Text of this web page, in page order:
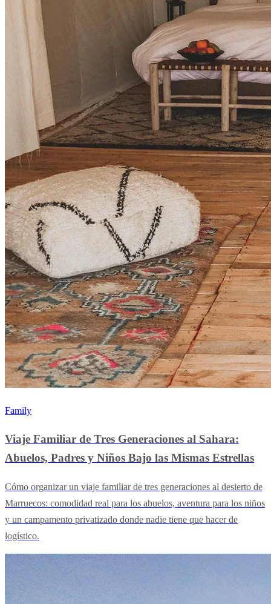
Family
Viaje Familiar de Tres Generaciones al Sahara:
Abuelos, Padres y Niños Bajo las Mismas Estrellas
Cómo organizar un viaje familiar de tres generaciones al desierto de
Marruecos: comodidad real para los abuelos, aventura para los niños
y un campamento privatizado donde nadie tiene que hacer de
logístico.